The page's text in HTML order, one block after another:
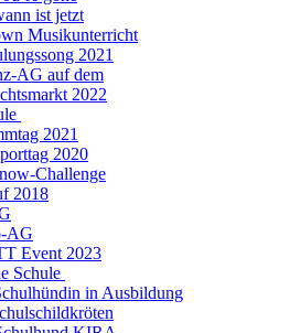
ist jetzt
Musikunterricht
2021
AG auf dem
2022
2021
2020
Challenge
2018
AG
Event 2023
Schule
in Ausbildung